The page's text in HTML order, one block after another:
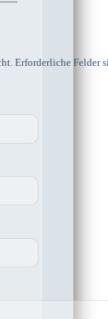
Erforderliche Felder